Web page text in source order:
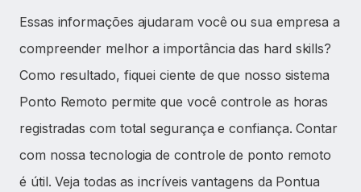
Essas informações ajudaram você ou sua empresa a
compreender melhor a importância das hard skills?
Como resultado, fiquei ciente de que nosso sistema
Ponto Remoto permite que você controle as horas
registradas com total segurança e confiança. Contar
com nossa tecnologia de controle de ponto remoto
é útil. Veja todas as incríveis vantagens da Pontua